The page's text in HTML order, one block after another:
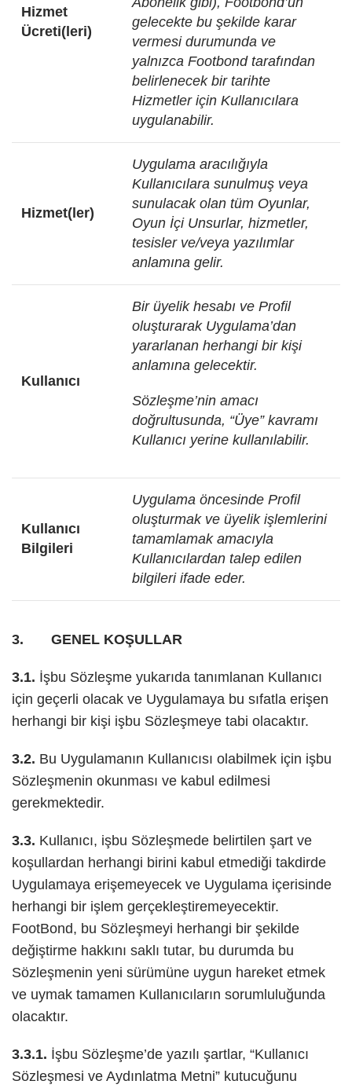
Hizmet
Ücreti(leri)
gelecekte bu şekilde karar
vermesi durumunda ve
yalnızca Footbond tarafından
belirlenecek bir tarihte
Hizmetler için Kullanıcılara
uygulanabilir.
Hizmet(ler)
Uygulama aracılığıyla
Kullanıcılara sunulmuş veya
sunulacak olan tüm Oyunlar,
Oyun İçi Unsurlar, hizmetler,
tesisler ve/veya yazılımlar
anlamına gelir.
Kullanıcı
Bir üyelik hesabı ve Profil
oluşturarak Uygulama’dan
yararlanan herhangi bir kişi
anlamına gelecektir.
Sözleşme’nin amacı
doğrultusunda, “Üye” kavramı
Kullanıcı yerine kullanılabilir.
Kullanıcı
Bilgileri
Uygulama öncesinde Profil
oluşturmak ve üyelik işlemlerini
tamamlamak amacıyla
Kullanıcılardan talep edilen
bilgileri ifade eder.
3. GENEL KOŞULLAR
3.1. İşbu Sözleşme yukarıda tanımlanan Kullanıcı
için geçerli olacak ve Uygulamaya bu sıfatla erişen
herhangi bir kişi işbu Sözleşmeye tabi olacaktır.
3.2. Bu Uygulamanın Kullanıcısı olabilmek için işbu
Sözleşmenin okunması ve kabul edilmesi
gerekmektedir.
3.3. Kullanıcı, işbu Sözleşmede belirtilen şart ve
koşullardan herhangi birini kabul etmediği takdirde
Uygulamaya erişemeyecek ve Uygulama içerisinde
herhangi bir işlem gerçekleştiremeyecektir.
FootBond, bu Sözleşmeyi herhangi bir şekilde
değiştirme hakkını saklı tutar, bu durumda bu
Sözleşmenin yeni sürümüne uygun hareket etmek
ve uymak tamamen Kullanıcıların sorumluluğunda
olacaktır.
3.3.1. İşbu Sözleşme’de yazılı şartlar, “Kullanıcı
Sözleşmesi ve Aydınlatma Metni” kutucuğunu